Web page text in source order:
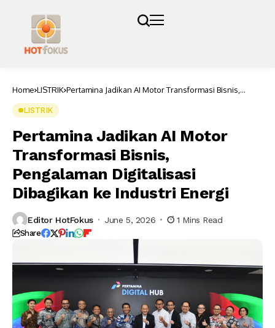
Home LISTRIK Pertamina Jadikan AI Motor Transformasi Bisnis,
LISTRIK
Pertamina Jadikan AI Motor
Transformasi Bisnis,
Pengalaman Digitalisasi
Dibagikan ke Industri Energi
Editor HotFokus June 5, 2026 1 Mins Read
Share